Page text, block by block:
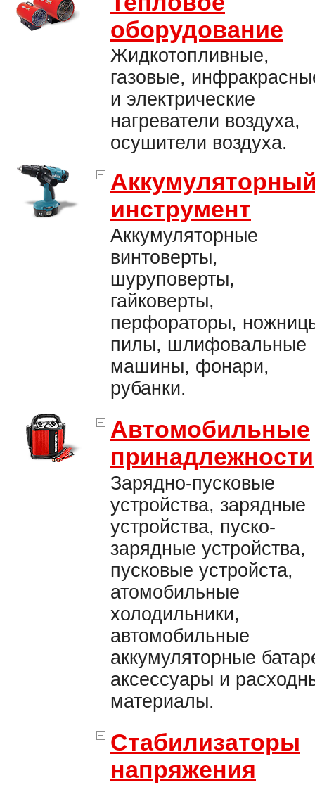
оборудование
Жидкотопливные,
газовые,
и электрические
нагреватели воздуха,
осушители воздуха.
инструмент
Аккумуляторные
винтоверты,
шуруповерты,
гайковерты,
перфораторы,
пилы, шлифовальные
машины, фонари,
рубанки.
Автомобильные
принадлежности
Зарядно-пусковые
устройства, зарядные
устройства, пуско-
зарядные устройства,
пусковые устройста,
атомобильные
холодильники,
автомобильные
аккумуляторные
аксессуары и
материалы.
Стабилизаторы
напряжения